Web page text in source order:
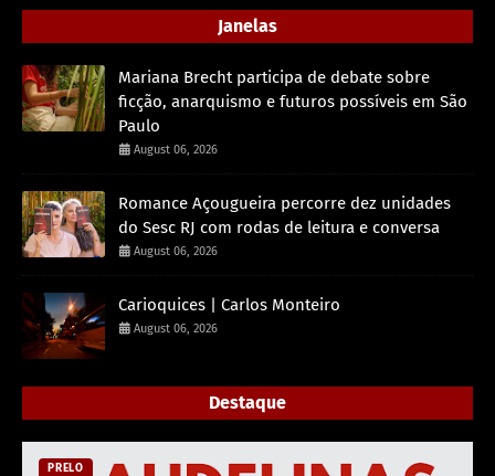
Janelas
Mariana Brecht participa de debate sobre
ficção, anarquismo e futuros possíveis em São
Paulo
August 06, 2026
Romance Açougueira percorre dez unidades
do Sesc RJ com rodas de leitura e conversa
August 06, 2026
Carioquices | Carlos Monteiro
August 06, 2026
Destaque
PRELO